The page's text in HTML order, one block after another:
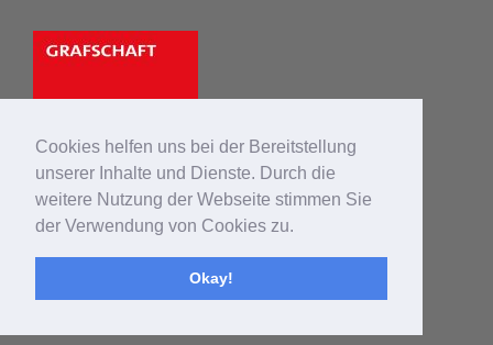
Cookies helfen uns bei der Bereitstellung
unserer Inhalte und Dienste. Durch die
weitere Nutzung der Webseite stimmen Sie
der Verwendung von Cookies zu.
Okay!